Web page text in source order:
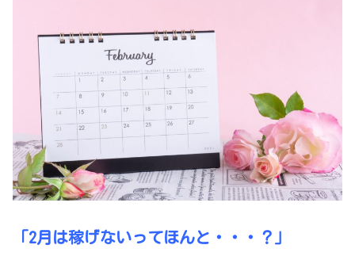
「2月は稼げないってほんと・・・？」